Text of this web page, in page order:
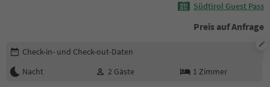
Südtirol Guest Pass
Preis auf Anfrage
Buchungsdetails bearbeiten
Check-in- und Check-out-Daten
Nacht
2 Gäste 1 Zimmer